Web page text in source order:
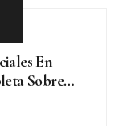
En
Sobre